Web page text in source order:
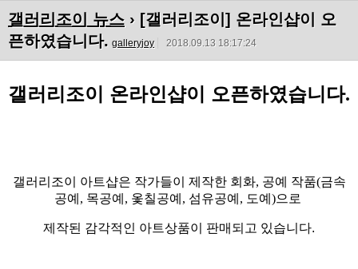
갤러리조이 뉴스 › [갤러리조이] 온라인샵이 오
픈하였습니다. galleryjoy 2018.09.13 18:17:24
갤러리조이 온라인샵이 오픈하였습니다.
갤러리조이 아트샵은 작가들이 제작한 회화, 공예 작품(금속
공예 , 목공예 , 옻칠공예 , 섬유공예 , 도예 )으로
제작된 감각적인 아트상품이 판매되고 있습니다.